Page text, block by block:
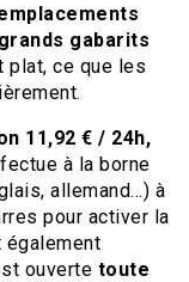
gabarits
ce que les
11,92 € / 24h,
à la borne
allemand…) à
pour activer la
également
ouverte toute